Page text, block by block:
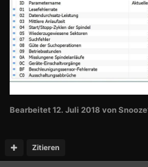
Bearbeitet12. Juli 2018 von
Zitieren